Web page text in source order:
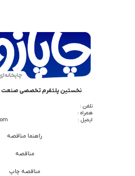
نخستین پلتفرم تخصصی صنعت
تلفن :
همراه :
ایمیل :
راهنما مناقصه
مناقصه
مناقصه چاپ